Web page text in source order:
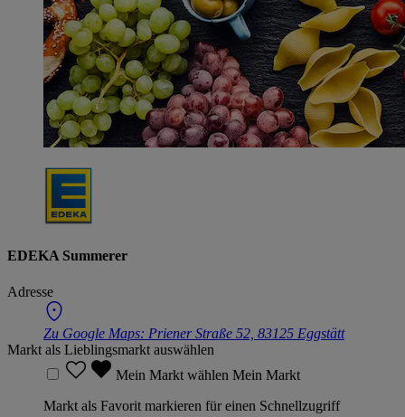
EDEKA Summerer
Adresse
Zu Google Maps: Priener Straße 52, 83125 Eggstätt
Markt als Lieblingsmarkt auswählen
Mein Markt wählen Mein Markt
Markt als Favorit markieren für einen Schnellzugriff